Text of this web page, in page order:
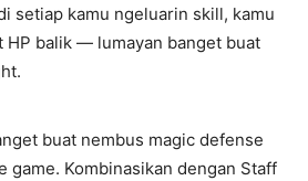
setiap kamu ngeluarin skill, kamu
HP balik — lumayan banget buat
buat nembus magic defense
game. Kombinasikan dengan Staff